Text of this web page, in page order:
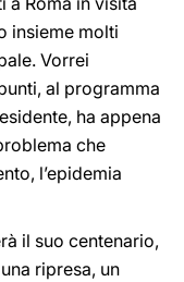
insieme molti
Vorrei
al programma
ha appena
che
l’epidemia
il suo centenario,
ripresa, un